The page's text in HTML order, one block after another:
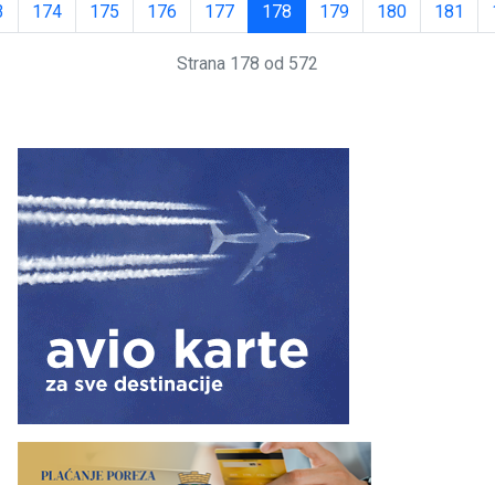
174 175 176 177 178 179 180 181
Strana 178 od 572